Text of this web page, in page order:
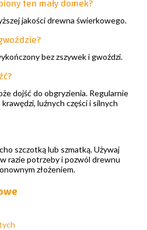
jakości drewna świerkowego.
bez zszywek i gwoździ.
dojść do obgryzienia. Regularnie
luźnych części i silnych
szczotką lub szmatką. Używaj
razie potrzeby i pozwól drewnu
złożeniem.